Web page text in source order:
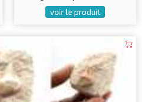
voir le produit